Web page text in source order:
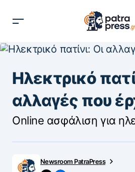
Ηλεκτρικό
αλλαγές που
Online ασφάλιση για
Newsroom PatraPress